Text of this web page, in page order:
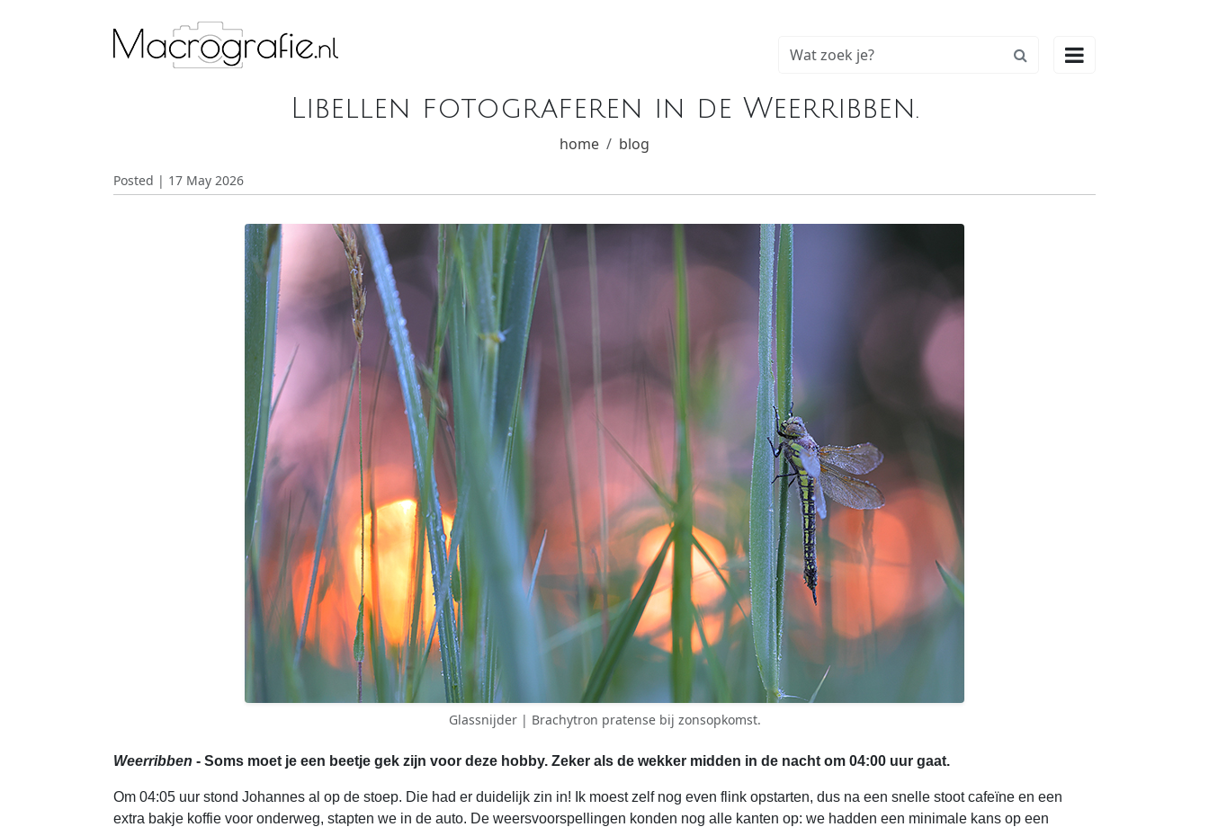

Libellen fotograferen in de Weerribben.
home blog
Posted | 17 May 2026
Glassnijder | Brachytron pratense bij zonsopkomst.
Weerribben - Soms moet je een beetje gek zijn voor deze hobby. Zeker als de wekker midden in de nacht om 04:00 uur gaat.
Om 04:05 uur stond Johannes al op de stoep. Die had er duidelijk zin in! Ik moest zelf nog even flink opstarten, dus na een snelle stoot cafeïne en een
extra bakje koffie voor onderweg, stapten we in de auto. De weersvoorspellingen konden nog alle kanten op: we hadden een minimale kans op een